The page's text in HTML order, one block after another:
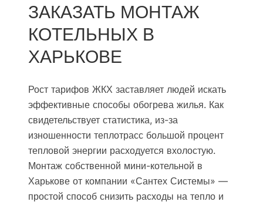
ЗАКАЗАТЬ МОНТАЖ
КОТЕЛЬНЫХ В
ХАРЬКОВЕ
Рост тарифов ЖКХ заставляет людей искать
эффективные способы обогрева жилья. Как
свидетельствует статистика, из-за
изношенности теплотрасс большой процент
тепловой энергии расходуется вхолостую.
Монтаж собственной мини-котельной в
Харькове от компании «Сантех Системы» —
простой способ снизить расходы на тепло и